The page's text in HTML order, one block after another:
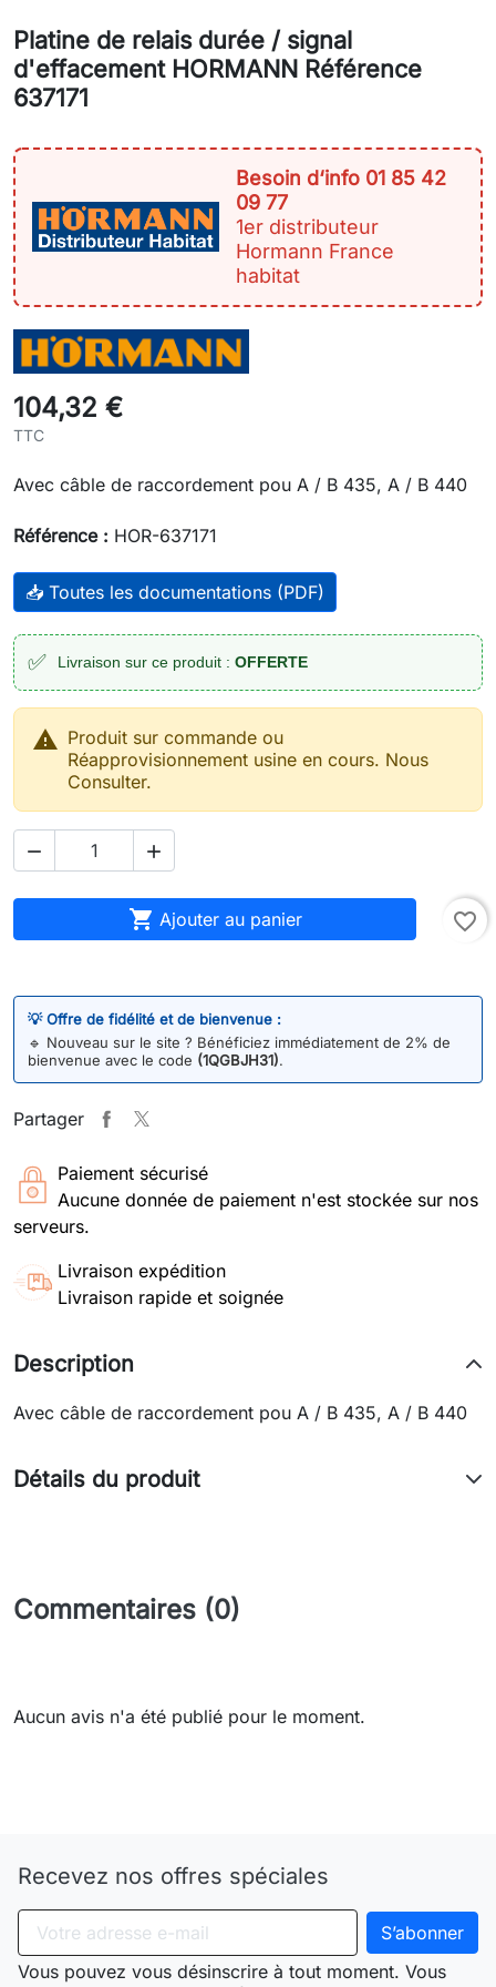
Platine de relais durée / signal
d'effacement HORMANN Référence
637171
Besoin d‘info 01 85 42
09 77
1er distributeur
Hormann France
habitat
104,32 €
TTC
Avec câble de raccordement pou A / B 435, A / B 440
Référence : HOR-637171
📥 Toutes les documentations (PDF)
✅ Livraison sur ce produit : OFFERTE
 Produit sur commande ou
Réapprovisionnement usine en cours. Nous
Consulter.
 
 Ajouter au panier favorite_border
💡 Offre de fidélité et de bienvenue :
🔹 Nouveau sur le site ? Bénéficiez immédiatement de 2% de
bienvenue avec le code (1QGBJH31).
Partager
Paiement sécurisé
Aucune donnée de paiement n'est stockée sur nos
serveurs.
Livraison expédition
Livraison rapide et soignée
Description
Avec câble de raccordement pou A / B 435, A / B 440
Détails du produit
Commentaires (0)
Aucun avis n'a été publié pour le moment.
Recevez nos offres spéciales
Vous pouvez vous désinscrire à tout moment. Vous